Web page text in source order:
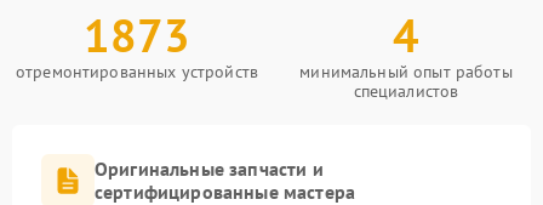
1873
отремонтированных устройств
4
минимальный опыт работы
специалистов
Оригинальные запчасти и
сертифицированные мастера